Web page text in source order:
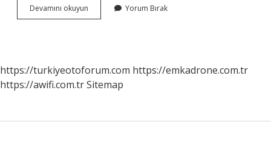
Devamını okuyun Yazadur
Nasıl
Yorum Bırak
https://turkiyeotoforum.com https://emkadrone.com.tr
https://awifi.com.trSitemap